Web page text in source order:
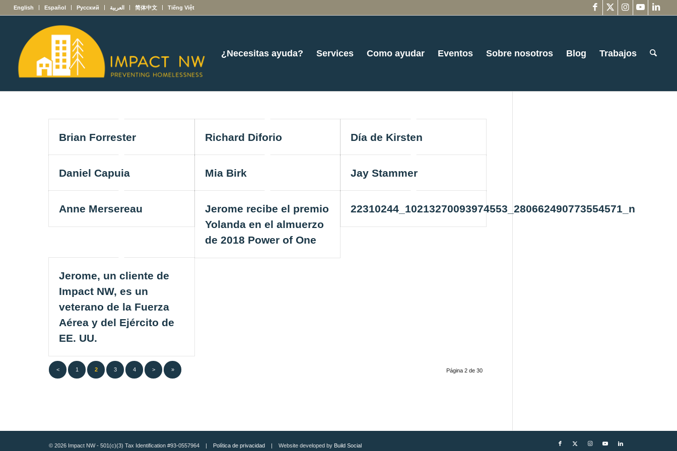
English Español Русский العربية 简体中文 Tiếng Việt
¿Necesitas ayuda? Services Como ayudar Eventos Sobre nosotros Blog Trabajos
Brian Forrester Richard Diforio Día de Kirsten
Daniel Capuia Mia Birk Jay Stammer
Anne Mersereau
Jerome recibe el premio
Yolanda en el almuerzo
de 2018 Power of One
22310244_10213270093974553_280662490773554571_n
Jerome, un cliente de
Impact NW, es un
veterano de la Fuerza
Aérea y del Ejército de
EE. UU.
Página 2 de 30
< 1 2 3 4 > »
© 2026 Impact NW - 501(c)(3) Tax Identification #93-0557964 | Política de privacidad | Website developed by Build Social